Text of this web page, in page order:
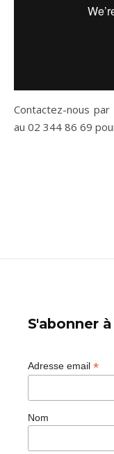
Contactez-nous par
au 02 344 86 69
S'abonner
Adresse email *
Nom